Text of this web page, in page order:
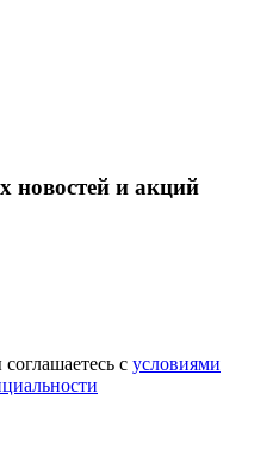
новостей и акций
с условиями